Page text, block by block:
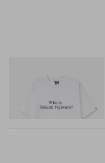
Billionaire Boys Club X Initial
D Cotton T-Shirt 3